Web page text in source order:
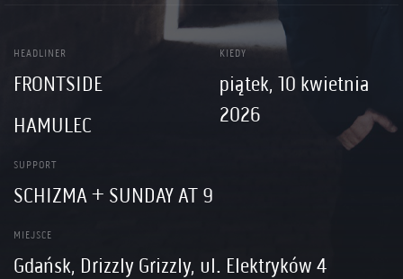
HEADLINER
FRONTSIDE
HAMULEC
KIEDY
piątek, 10 kwietnia
2026
SUPPORT
SCHIZMA + SUNDAY AT 9
MIEJSCE
Gdańsk, Drizzly Grizzly, ul. Elektryków 4